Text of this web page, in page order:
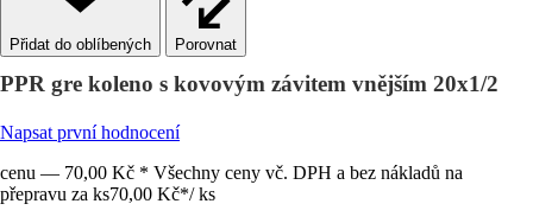
Porovnat
PPR gre koleno s kovovým závitem vnějším 20x1/2
Napsat první hodnocení
cenu — 70,00 Kč * Všechny ceny vč. DPH a bez nákladů na
přepravu za ks70,00 Kč*/ ks